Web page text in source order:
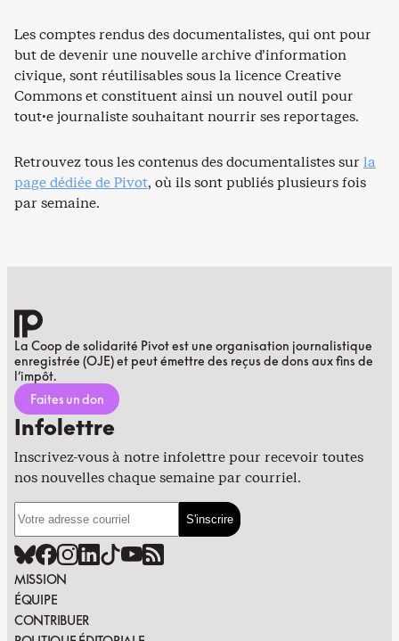
Les comptes rendus des documentalistes, qui ont pour
but de devenir une nouvelle archive d’information
civique, sont réutilisables sous la licence Creative
Commons et constituent ainsi un nouvel outil pour
tout·e journaliste souhaitant nourrir ses reportages.
Retrouvez tous les contenus des documentalistes sur la
page dédiée de Pivot, où ils sont publiés plusieurs fois
par semaine.
La Coop de solidarité Pivot est une organisation journalistique
enregistrée (OJE) et peut émettre des reçus de dons aux fins de
l’impôt.
Faites un don
Infolettre
Inscrivez-vous à notre infolettre pour recevoir toutes
nos nouvelles chaque semaine par courriel.
MISSION
ÉQUIPE
CONTRIBUER